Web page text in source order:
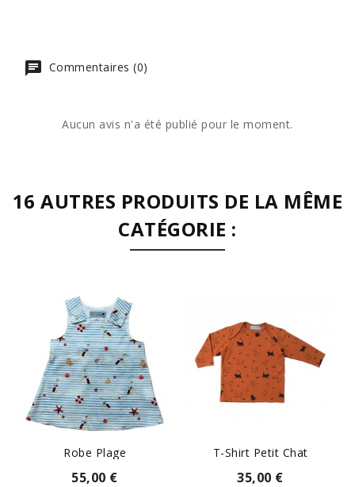
Commentaires (0)
Aucun avis n'a été publié pour le moment.
16 AUTRES PRODUITS DE LA MÊME
CATÉGORIE :
Robe Plage
55,00 €
T-Shirt Petit Chat
35,00 €